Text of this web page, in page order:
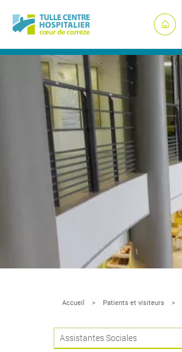
Accueil Patients et visiteurs